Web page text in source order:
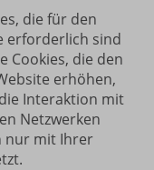
die für den
erforderlich sind
Cookies, die den
erhöhen,
Interaktion mit
Netzwerken
nur mit Ihrer